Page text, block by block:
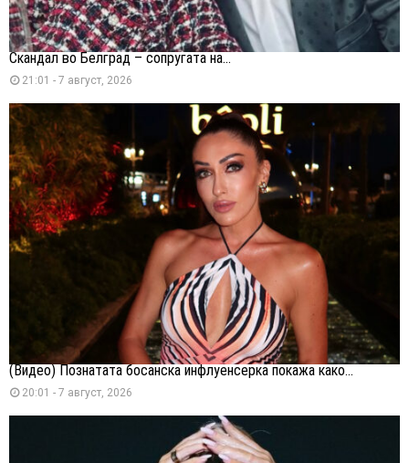
Скандал во Белград – сопругата на...
21:01 - 7 август, 2026
(Видео) Познатата босанска инфлуенсерка покажа како...
20:01 - 7 август, 2026